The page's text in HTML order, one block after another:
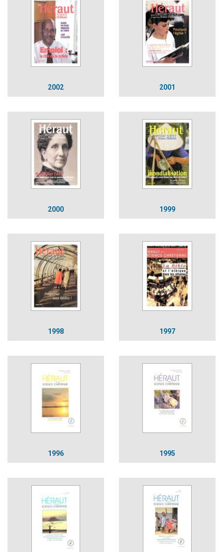
2002 2001
2000 1999
1998 1997
1996 1995